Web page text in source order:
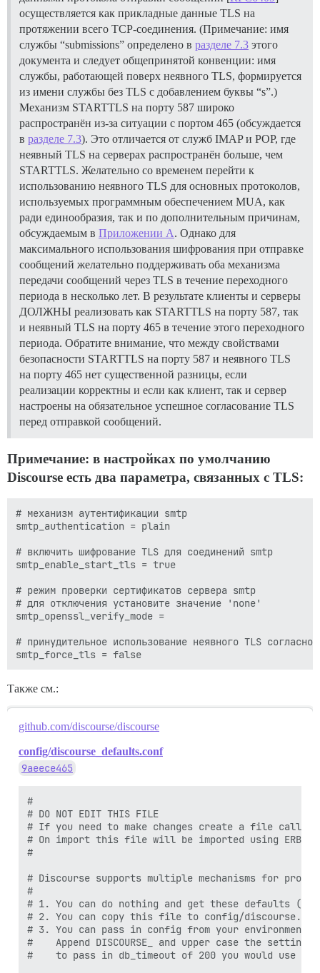
осуществляется как прикладные данные TLS на
протяжении всего TCP-соединения. (Примечание: имя
службы “submissions” определено в разделе 7.3 этого
документа и следует общепринятой конвенции: имя
службы, работающей поверх неявного TLS, формируется
из имени службы без TLS с добавлением буквы “s”.)
Механизм STARTTLS на порту 587 широко
распространён из-за ситуации с портом 465 (обсуждается
в разделе 7.3). Это отличается от служб IMAP и POP, где
неявный TLS на серверах распространён больше, чем
STARTTLS. Желательно со временем перейти к
использованию неявного TLS для основных протоколов,
используемых программным обеспечением MUA, как
ради единообразия, так и по дополнительным причинам,
обсуждаемым в Приложении A. Однако для
максимального использования шифрования при отправке
сообщений желательно поддерживать оба механизма
передачи сообщений через TLS в течение переходного
периода в несколько лет. В результате клиенты и серверы
ДОЛЖНЫ реализовать как STARTTLS на порту 587, так
и неявный TLS на порту 465 в течение этого переходного
периода. Обратите внимание, что между свойствами
безопасности STARTTLS на порту 587 и неявного TLS
на порту 465 нет существенной разницы, если
реализации корректны и если как клиент, так и сервер
настроены на обязательное успешное согласование TLS
перед отправкой сообщений.
Примечание: в настройках по умолчанию
Discourse есть два параметра, связанных с TLS:
# механизм аутентификации smtp
smtp_authentication = plain
# включить шифрование TLS для соединений smtp
smtp_enable_start_tls = true
# режим проверки сертификатов сервера smtp
# для отключения установите значение 'none'
smtp_openssl_verify_mode =
# принудительное использование неявного TLS
Также см.:
github.com/discourse/discourse
config/discourse_defaults.conf
9aeece465
#
# DO NOT EDIT THIS FILE
# If you need to make changes create a file
# On import this file will be imported using ERB
#
# Discourse supports multiple mechanisms for
#
# 1. You can do nothing and get these defaults (not
# 2. You can copy this file to config/
# 3. You can pass in config from your
#    Append DISCOURSE_ and upper case the setting
#    to pass in db_timeout of 200 you would use